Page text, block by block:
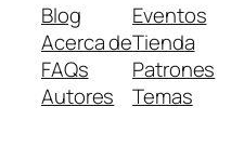
Blog
Acerca de
FAQs
Autores
Eventos
Tienda
Patrones
Temas